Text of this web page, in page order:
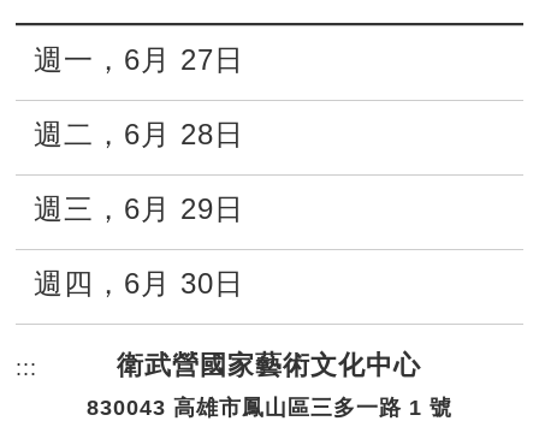
週一 ， 6月 27日
週二 ， 6月 28日
週三 ， 6月 29日
週四 ， 6月 30日
::: 頁尾網站資訊。
衛武營國家藝術文化中心
830043 高雄市鳳山區三多一路 1 號